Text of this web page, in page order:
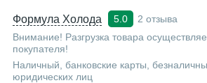
Формула Холода 5.0
2 отзыва
Внимание! Разгрузка товара
покупателя!
Наличный, банковские карты,
юридических лиц